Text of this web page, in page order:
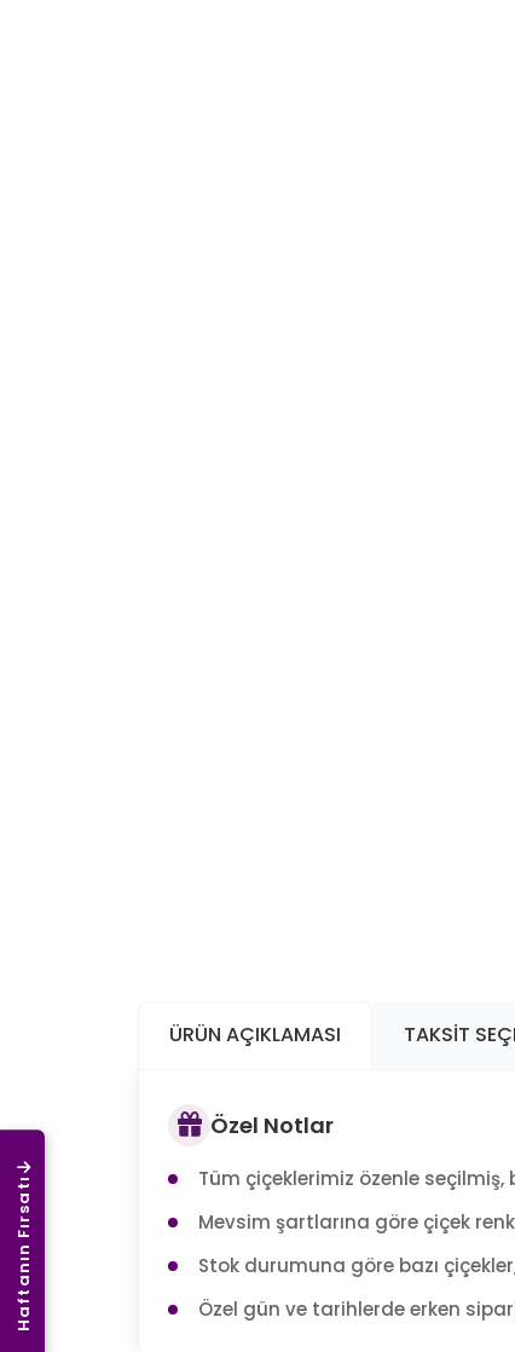
Haftanın Fırsatı
ÜRÜN AÇIKLAMASI TAKSIT
Özel Notlar
Tüm çiçeklerimiz özenle
Mevsim şartlarına göre çiçek
Stok durumuna göre bazı
Özel gün ve tarihlerde erken